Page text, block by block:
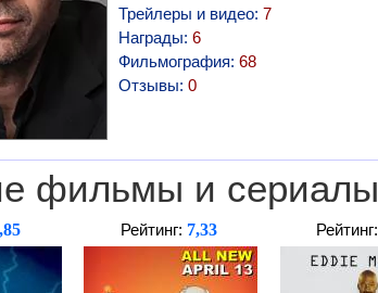
Трейлеры и видео: 7
Награды: 6
Фильмография: 68
Отзывы: 0
фильмы и сериалы
Рейтинг: 7,33 Рейтинг: